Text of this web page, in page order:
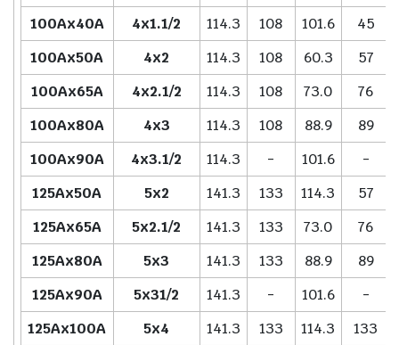
100Ax40A
4x1.1/2 114.3 108 101.6
45
100Ax50A
4x2 114.3 108 60.3
57
100Ax65A
4x2.1/2 114.3 108 73.0
76
100Ax80A
4x3 114.3 108 88.9
89
100Ax90A
4x3.1/2 114.3 - 101.6
-
125Ax50A
5x2 141.3 133 114.3
57
125Ax65A
5x2.1/2 141.3 133 73.0
76
125Ax80A
5x3 141.3 133 88.9
89
125Ax90A
5x31/2 141.3 - 101.6
-
125Ax100A
5x4 141.3 133 114.3
133